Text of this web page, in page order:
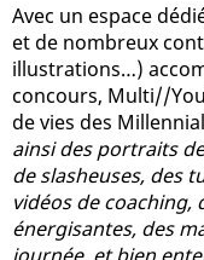
Avec un espace
et de nombreux
illustrations…)
concours, Multi//
de vies des
ainsi des portraits
de slasheuses, des
vidéos de coaching,
énergisantes, des